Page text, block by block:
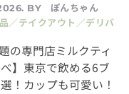
BY
ぽんちゃん
／テイクアウト／デリバ
題の専門店ミルクティ
】東京で飲める6ブ
！カップも可愛い！